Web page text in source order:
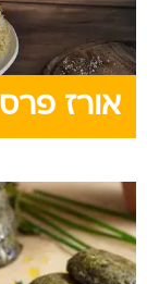
אורז